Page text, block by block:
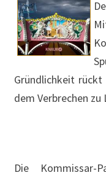
Gründlichkeit
dem Verbrechen zu
Die Kommissar-